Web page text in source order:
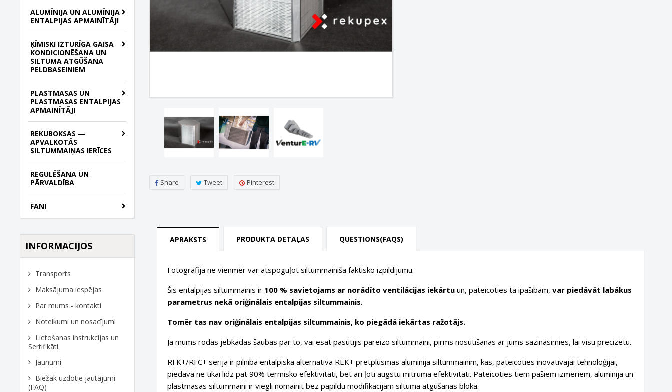
ALUMĪNIJA UN ALUMĪNIJA
ENTALPIJAS APMAINĪTĀJI
ĶĪMISKI IZTURĪGA GAISA
KONDICIONĒŠANA UN
SILTUMA ATGŪŠANA
PELDBASEINIEM
PLASTMASAS UN
PLASTMASAS ENTALPIJAS
APMAINĪTĀJI
REKUBOKSAS —
APVALKOTĀS
SILTUMMAIŅAS IERĪCES
REGULĒŠANA UN
PĀRVALDĪBA
FANI
INFORMACIJOS
Transports
Maksājuma iespējas
Par mums - kontakti
Noteikumi un nosacījumi
Lietošanas instrukcijas un
Sertifikāti
Jaunumi
Biežāk uzdotie jautājumi
(FAQ)
Share Tweet Pinterest
APRAKSTS PRODUKTA DETAĻAS QUESTIONS(FAQS)
Fotogrāfija ne vienmēr var atspoguļot siltummainīša faktisko izpildījumu.
Šis entalpijas siltummainis ir 100 % savietojams ar norādīto ventilācijas iekārtuun, pateicoties tā īpašībām, var piedāvāt labākus
parametrus nekā oriģinālais entalpijas siltummainis.
Tomēr tas nav oriģinālais entalpijas siltummainis, ko piegādā iekārtas ražotājs.
Ja mums rodas jebkādas šaubas par to, vai esat pasūtījis pareizo siltummaini, pirms nosūtīšanas ar jums sazināsimies, lai visu precizētu.
RFK+/RFC+ sērija ir pilnībā entalpiska alternatīva REK+ pretplūsmas alumīnija siltummainim, kas, pateicoties inovatīvajai tehnoloģijai,
piedāvā ne tikai līdz pat 90% termisko efektivitāti, bet arī ļoti augstu mitruma efektivitāti. Pateicoties tiem pašiem izmēriem, alumīnija un
plastmasas siltummaini ir viegli nomainīt bez papildu modifikācijām siltuma atgūšanas blokā.